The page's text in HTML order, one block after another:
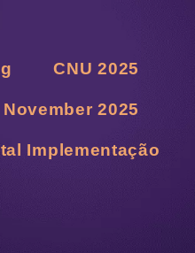
CNU 2025
2025
Implementação